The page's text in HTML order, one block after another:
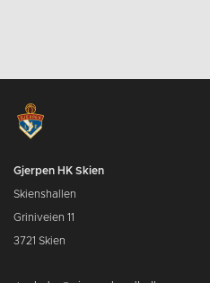
Gjerpen HK Skien
Skienshallen
Griniveien 11
3721 Skien